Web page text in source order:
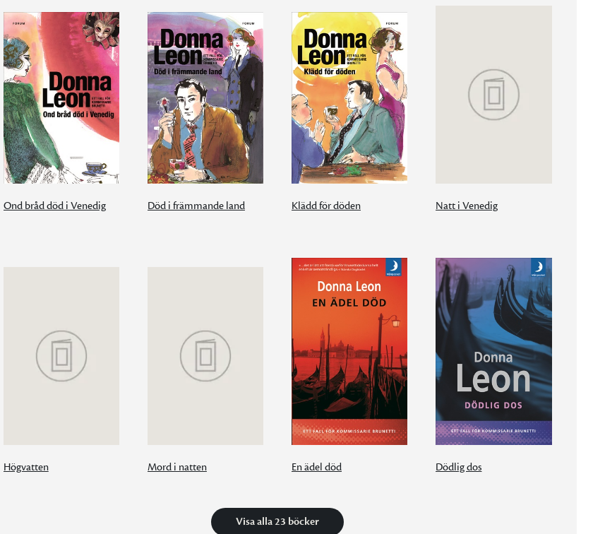
Ond bråd död i Venedig Död i främmande land Klädd för döden Natt i Venedig
Högvatten Mord i natten En ädel död Dödlig dos
Visa alla 23 böcker